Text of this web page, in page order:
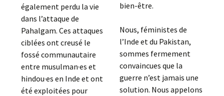
également perdu la vie
dans l’attaque de
Pahalgam. Ces attaques
ciblées ont creusé le
fossé communautaire
entre musulman·es et
hindou·es en Inde et ont
été exploitées pour
bien-être.
Nous, féministes de
l’Inde et du Pakistan,
sommes fermement
convaincues que la
guerre n’est jamais une
solution. Nous appelons